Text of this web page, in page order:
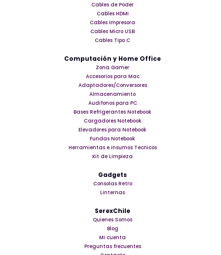
Cables de Poder
Cables HDMI
Cables Impresora
Cables Micro USB
Cables Tipo C
Computación y Home Office
Zona Gamer
Accesorios para Mac
Adaptadores/Conversores
Almacenamiento
Audifonos para PC
Bases Refrigerantes Notebook
Cargadores Notebook
Elevadores para Notebook
Fundas Notebook
Herramientas e insumos Tecnicos
Kit de Limpieza
Gadgets
Consolas Retro
Linternas
SerexChile
Quienes Somos
Blog
Mi cuenta
Preguntas frecuentes